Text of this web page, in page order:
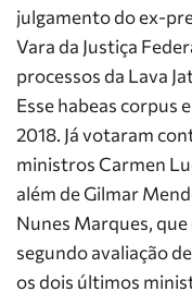
julgamento do ex-
Vara da Justiça
processos da Lava
Esse habeas corpus
2018. Já votaram
ministros Carmen
além de Gilmar
Nunes Marques, que
segundo avaliação
os dois últimos